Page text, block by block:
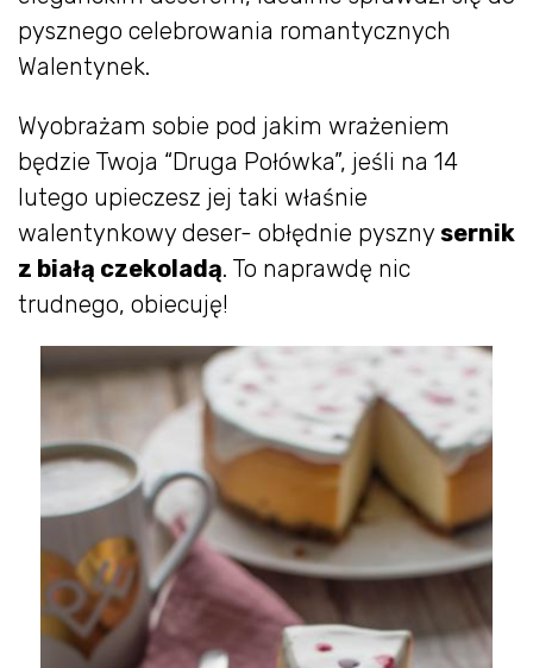
pysznego celebrowania romantycznych
Walentynek.
Wyobrażam sobie pod jakim wrażeniem
będzie Twoja “Druga Połówka”, jeśli na 14
lutego upieczesz jej taki właśnie
walentynkowy deser- obłędnie pyszny sernik
z białą czekoladą. To naprawdę nic
trudnego, obiecuję!